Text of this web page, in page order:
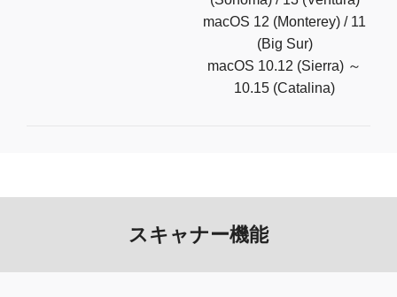
macOS 12 (Monterey) / 11
(Big Sur)
macOS 10.12 (Sierra) ～
10.15 (Catalina)
スキャナー機能